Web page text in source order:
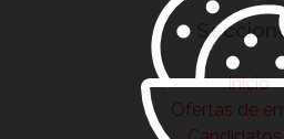
Inicio
Ofertas de